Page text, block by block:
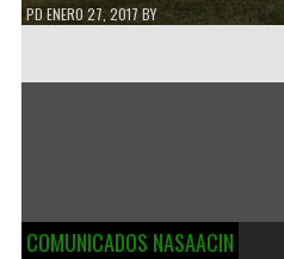
PDENERO 27, 2017 BY
COMUNICADOS NASAACIN